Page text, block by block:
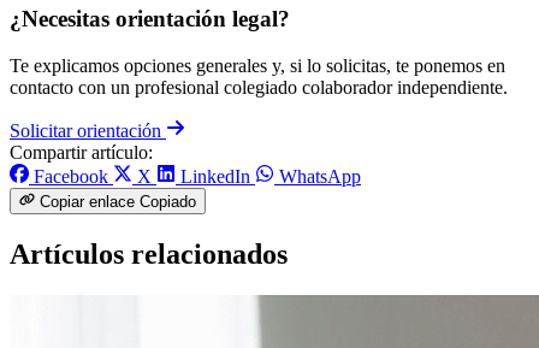
¿Necesitas orientación legal?
Te explicamos opciones generales y, si lo solicitas, te ponemos en
contacto con un profesional colegiado colaborador independiente.
Solicitar orientación
Compartir artículo:
Facebook
X LinkedIn WhatsApp
Copiar enlace Copiado
Artículos relacionados